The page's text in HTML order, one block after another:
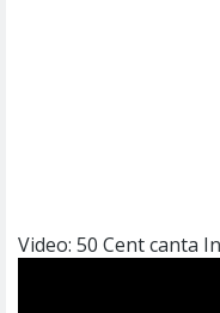
Video: 50 Cent canta